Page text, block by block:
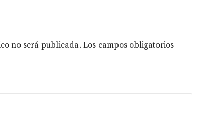
no será publicada. Los campos obligatorios